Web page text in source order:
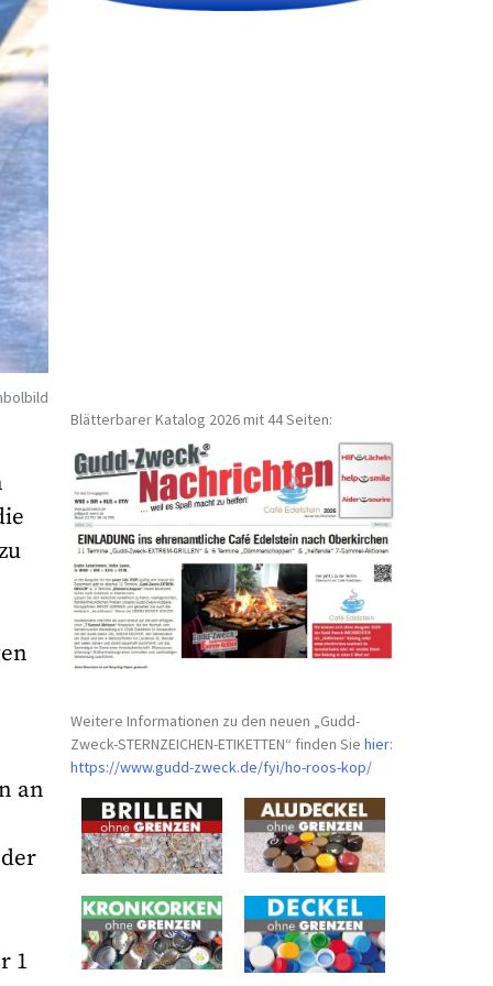
an
1
Blätterbarer Katalog 2026 mit 44 Seiten:
Weitere Informationen zu den neuen „Gudd-
Zweck-STERNZEICHEN-ETIKETTEN“ finden Siehier:
https://www.gudd-zweck.de/fyi/ho-roos-kop/